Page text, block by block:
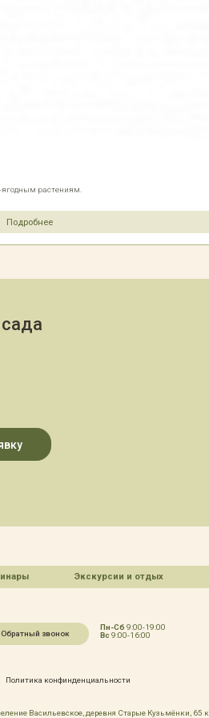
ягодным растениям.
Подробнее
Экскурсии и отдых
Обратный звонок
Пн-Сб 9:00-19:00
Вс 9:00-16:00
Политика конфинденциальности
Васильевское, деревня Старые Кузьмёнки,